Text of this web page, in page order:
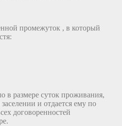
промежуток , в который
в размере суток проживания,
и отдается ему по
договоренностей